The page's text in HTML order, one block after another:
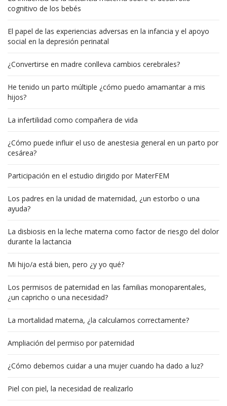
cognitivo de los bebés
El papel de las experiencias adversas en la infancia y el apoyo
social en la depresión perinatal
¿Convertirse en madre conlleva cambios cerebrales?
He tenido un parto múltiple ¿cómo puedo amamantar a mis
hijos?
La infertilidad como compañera de vida
¿Cómo puede influir el uso de anestesia general en un parto por
cesárea?
Participación en el estudio dirigido por MaterFEM
Los padres en la unidad de maternidad, ¿un estorbo o una
ayuda?
La disbiosis en la leche materna como factor de riesgo del dolor
durante la lactancia
Mi hijo/a está bien, pero ¿y yo qué?
Los permisos de paternidad en las familias monoparentales,
¿un capricho o una necesidad?
La mortalidad materna, ¿la calculamos correctamente?
Ampliación del permiso por paternidad
¿Cómo debemos cuidar a una mujer cuando ha dado a luz?
Piel con piel, la necesidad de realizarlo